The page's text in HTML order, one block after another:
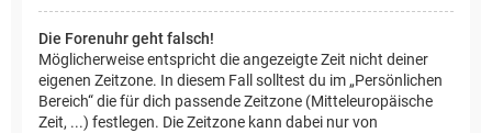
Die Forenuhr geht falsch!
Möglicherweise entspricht die angezeigte Zeit nicht deiner
eigenen Zeitzone. In diesem Fall solltest du im „Persönlichen
Bereich“ die für dich passende Zeitzone (Mitteleuropäische
Zeit, ...) festlegen. Die Zeitzone kann dabei nur von